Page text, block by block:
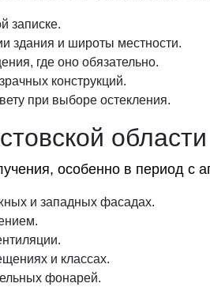
записке.
здания и широты местности.
где оно обязательно.
конструкций.
при выборе остекления.
области
особенно в период с
и западных фасадах.
и классах.
фонарей.